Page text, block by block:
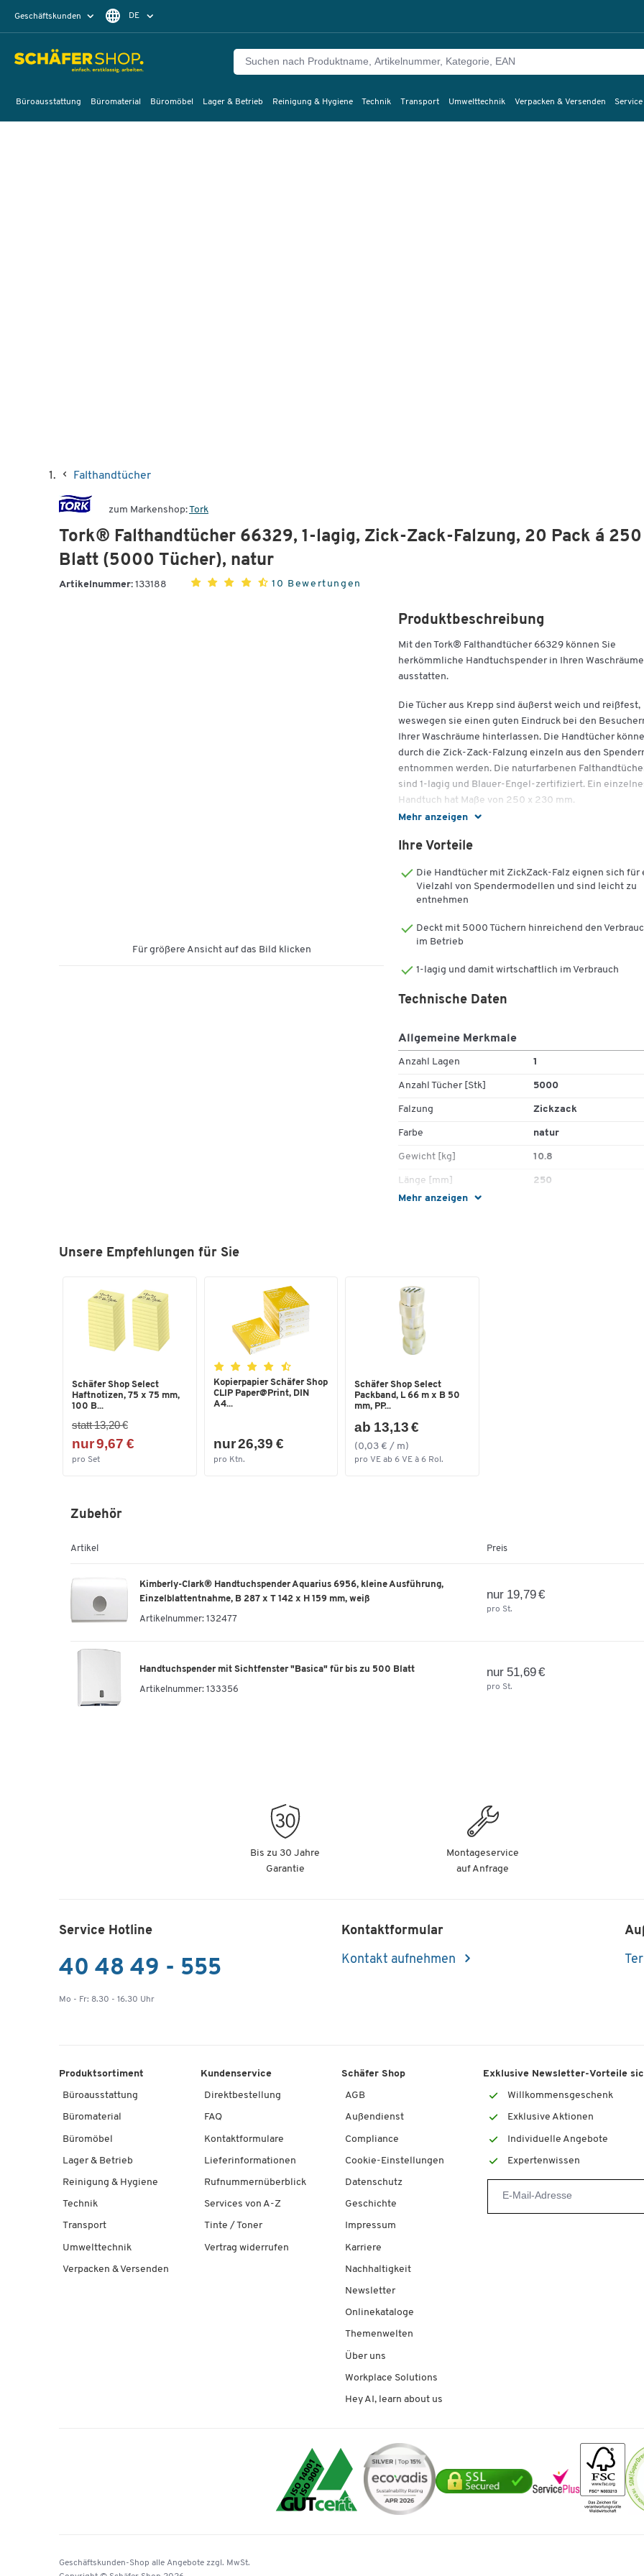
Geschäftskunden DE
Büroausstattung Büromaterial Büromöbel Lager & Betrieb Reinigung & Hygiene Technik Transport Umwelttechnik Verpacken & Versenden
Falthandtücher
zum Markenshop:Tork
Tork® Falthandtücher 66329, 1-lagig, Zick-Zack-Falzung, 20 Pack á 250
Blatt (5000 Tücher), natur
Artikelnummer: 133188 10 Bewertungen
Für größere Ansicht auf das Bild klicken
Mehr anzeigen
Produktbeschreibung
Mit den Tork® Falthandtücher 66329 können Sie
herkömmliche Handtuchspender in Ihren
ausstatten.
Die Tücher aus Krepp sind äußerst weich und reißfest,
weswegen sie einen guten Eindruck bei den
Ihrer Waschräume hinterlassen. Die Handtücher
durch die Zick-Zack-Falzung einzeln aus den
entnommen werden. Die naturfarbenen
sind 1-lagig und Blauer-Engel-zertifiziert. Ein
Handtuch hat Maße von 250 x 230 mm.
66329 zu 20 Pack mit je 250 Blatt, wodurch Sie Ihnen
Wichtige Details:
Passend für herkömmliche Handtuchspender
Weich und reißfest
Maße: 250 x 230 mm
Farbe: natur
Hersteller-Artikelnummer: 66329
Ihre Vorteile
Die Handtücher mit ZickZack-Falz eignen sich für
Vielzahl von Spendermodellen und sind leicht zu
entnehmen
Deckt mit 5000 Tüchern hinreichend den
im Betrieb
1-lagig und damit wirtschaftlich im Verbrauch
Mehr anzeigen
Technische Daten
Allgemeine Merkmale
Anzahl Lagen 1
Anzahl Tücher [Stk] 5000
Falzung Zickzack
Farbe natur
Gewicht [kg] 10.8
Länge [mm] 250
Material
Unsere Empfehlungen für Sie
Schäfer Shop Select
Haftnotizen, 75 x 75 mm,
100 B...
statt 13,20 €
nur 9,67 €
pro Set
Kopierpapier Schäfer Shop
CLIP Paper@Print, DIN
A4...
nur 26,39 €
pro Ktn.
Schäfer Shop Select
Packband, L 66 m x B 50
mm, PP...
ab 13,13 €
(0,03 € / m)
pro VE ab 6 VE à 6 Rol.
Zubehör
Artikel Preis
Kimberly-Clark® Handtuchspender Aquarius 6956, kleine Ausführung,
Einzelblattentnahme, B 287 x T 142 x H 159 mm, weiß
Artikelnummer: 132477
nur 19,79 €
pro St.
Handtuchspender mit Sichtfenster "Basica" für bis zu 500 Blatt
Artikelnummer: 133356
nur 51,69 €
pro St.
Bis zu 30 Jahre
Garantie
Montageservice
auf Anfrage
Service Hotline
40 48 49 - 555
Mo - Fr: 8.30 - 16.30 Uhr
Kontaktformular
Kontakt aufnehmen
Produktsortiment
Büroausstattung
Büromaterial
Büromöbel
Lager & Betrieb
Reinigung & Hygiene
Technik
Transport
Umwelttechnik
Verpacken & Versenden
Kundenservice
Direktbestellung
FAQ
Kontaktformulare
Lieferinformationen
Rufnummernüberblick
Services von A-Z
Tinte / Toner
Vertrag widerrufen
Schäfer Shop
AGB
Außendienst
Compliance
Cookie-Einstellungen
Datenschutz
Geschichte
Impressum
Karriere
Nachhaltigkeit
Newsletter
Onlinekataloge
Themenwelten
Über uns
Workplace Solutions
Hey AI, learn about us
Exklusive Newsletter-Vorteile
Willkommensgeschenk
Exklusive Aktionen
Individuelle Angebote
Expertenwissen
Geschäftskunden-Shop alle Angebote zzgl. MwSt.